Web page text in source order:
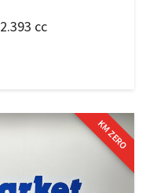
2.393 cc
KM ZERO